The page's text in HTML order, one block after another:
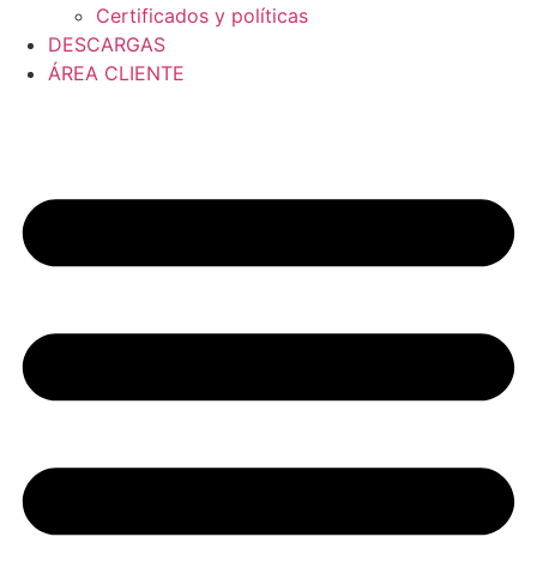
Certificados y políticas
DESCARGAS
ÁREA CLIENTE